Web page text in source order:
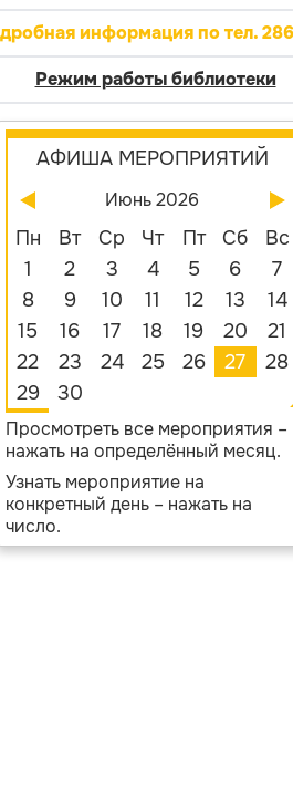
информация по тел.
Режим работы библиотеки
АФИША МЕРОПРИЯТИЙ
Июнь 2026
Пн Вт Ср Чт Пт Сб
Вс
1
2 3 4 5 6
7
8
9 10 11 12 13
14
15
16 17 18 19 20
21
22
23 24 25 26 27
28
29
30
Просмотреть все мероприятия –
нажать на определённый месяц.
Узнать мероприятие на
конкретный день – нажать на
число.